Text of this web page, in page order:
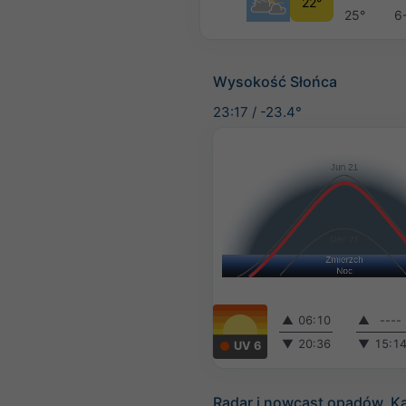
25°
Wysokość Słońca
23:17 / -23.4°
UV 6
▲ 06:10
▼ 20:36
▲
----
▼
Radar i nowcast opadów,